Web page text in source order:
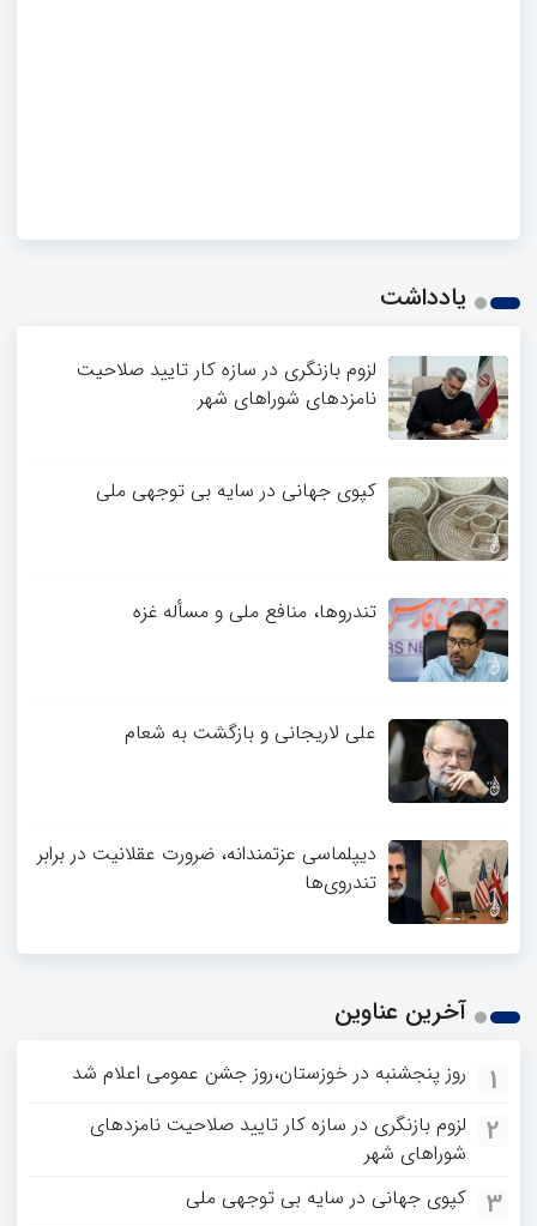
یادداشت
لزوم بازنگری در سازه کار تایید صلاحیت
نامزدهای شوراهای شهر
کپوی جهانی در سایه بی توجهی ملی
تندروها، منافع ملی و مسأله غزه
علی لاریجانی و بازگشت به شعام
دیپلماسی عزتمندانه، ضرورت عقلانیت در برابر
تندروی‌ها
آخرین عناوین
1 روز پنجشنبه در خوزستان،روز جشن عمومی اعلام شد
2
لزوم بازنگری در سازه کار تایید صلاحیت نامزدهای
شوراهای شهر
3 کپوی جهانی در سایه بی توجهی ملی